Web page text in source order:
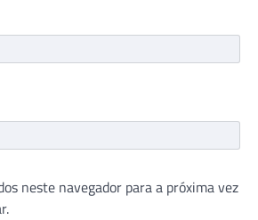
neste navegador para a próxima vez